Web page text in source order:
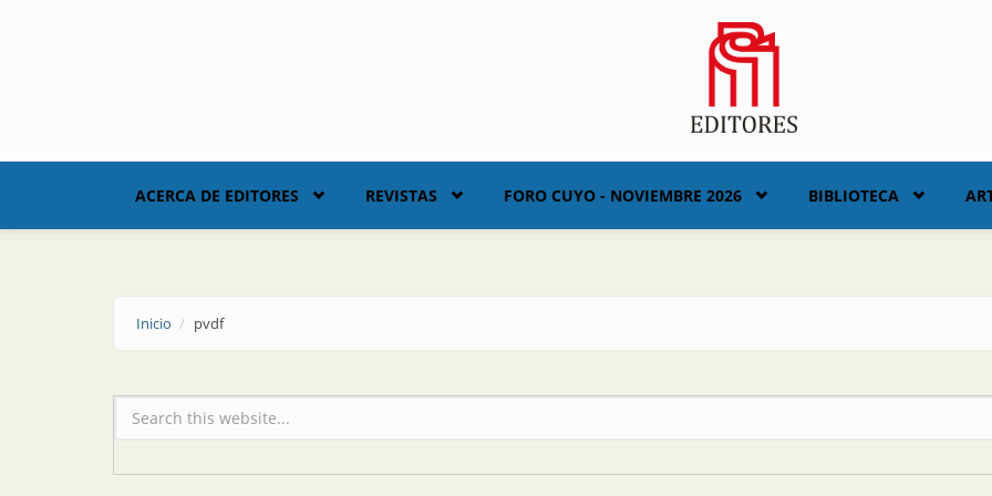
ACERCA DE EDITORES REVISTAS FORO CUYO - NOVIEMBRE 2026 BIBLIOTECA
Inicio pvdf
Formulario de búsqueda